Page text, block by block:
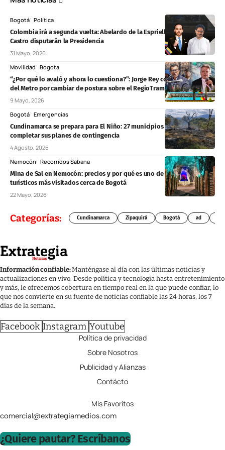
Bogotá Política
Colombia irá a segunda vuelta: Abelardo de la Espriella e Iván Cepeda
Castro disputarán la Presidencia
31 Mayo, 2026
Movilidad Bogotá
“¿Por qué lo avaló y ahora lo cuestiona?”: Jorge Rey contra el gerente
del Metro por cambiar de postura sobre el RegioTram
9 Mayo, 2026
Bogotá Emergencias
Cundinamarca se prepara para El Niño: 27 municipios aún deben
completar sus planes de contingencia
4 Agosto, 2026
Nemocón Recorridos Sabana
Mina de Sal en Nemocón: precios y por qué es uno de los destinos
turísticos más visitados cerca de Bogotá
22 Mayo, 2026
Categorías: Cundinamarca Zipaquirá Bogotá ad
Información confiable:Manténgase al día con las últimas noticias y
actualizaciones en vivo. Desde política y tecnología hasta entretenimiento
y más, le ofrecemos cobertura en tiempo real en la que puede confiar, lo
que nos convierte en su fuente de noticias confiable las 24 horas, los 7
días de la semana.
Facebook Instagram Youtube
Política de privacidad
Sobre Nosotros
Publicidad y Alianzas
Contácto
Mis Favoritos
comercial@extrategiamedios.com
¿Quiere pautar? Escríbanos